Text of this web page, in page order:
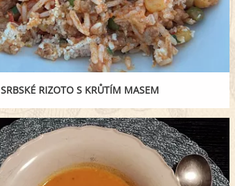
SRBSKÉ RIZOTO S KRŮTÍM MASEM